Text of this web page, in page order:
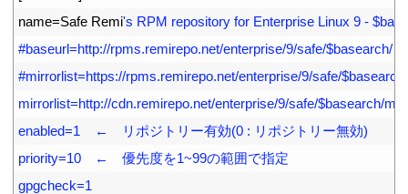
name=Safe Remi's RPM repository for Enterprise Linux 9 -
#baseurl=http://rpms.remirepo.net/enterprise/9/safe/$basearch/
#mirrorlist=https://rpms.remirepo.net/enterprise/9/safe/
mirrorlist=http://cdn.remirepo.net/enterprise/9/safe/$basearch/
enabled=1    ←　リポジトリー有効(0 : リポジトリー無効)
priority=10　←　優先度を1~99の範囲で指定
gpgcheck=1